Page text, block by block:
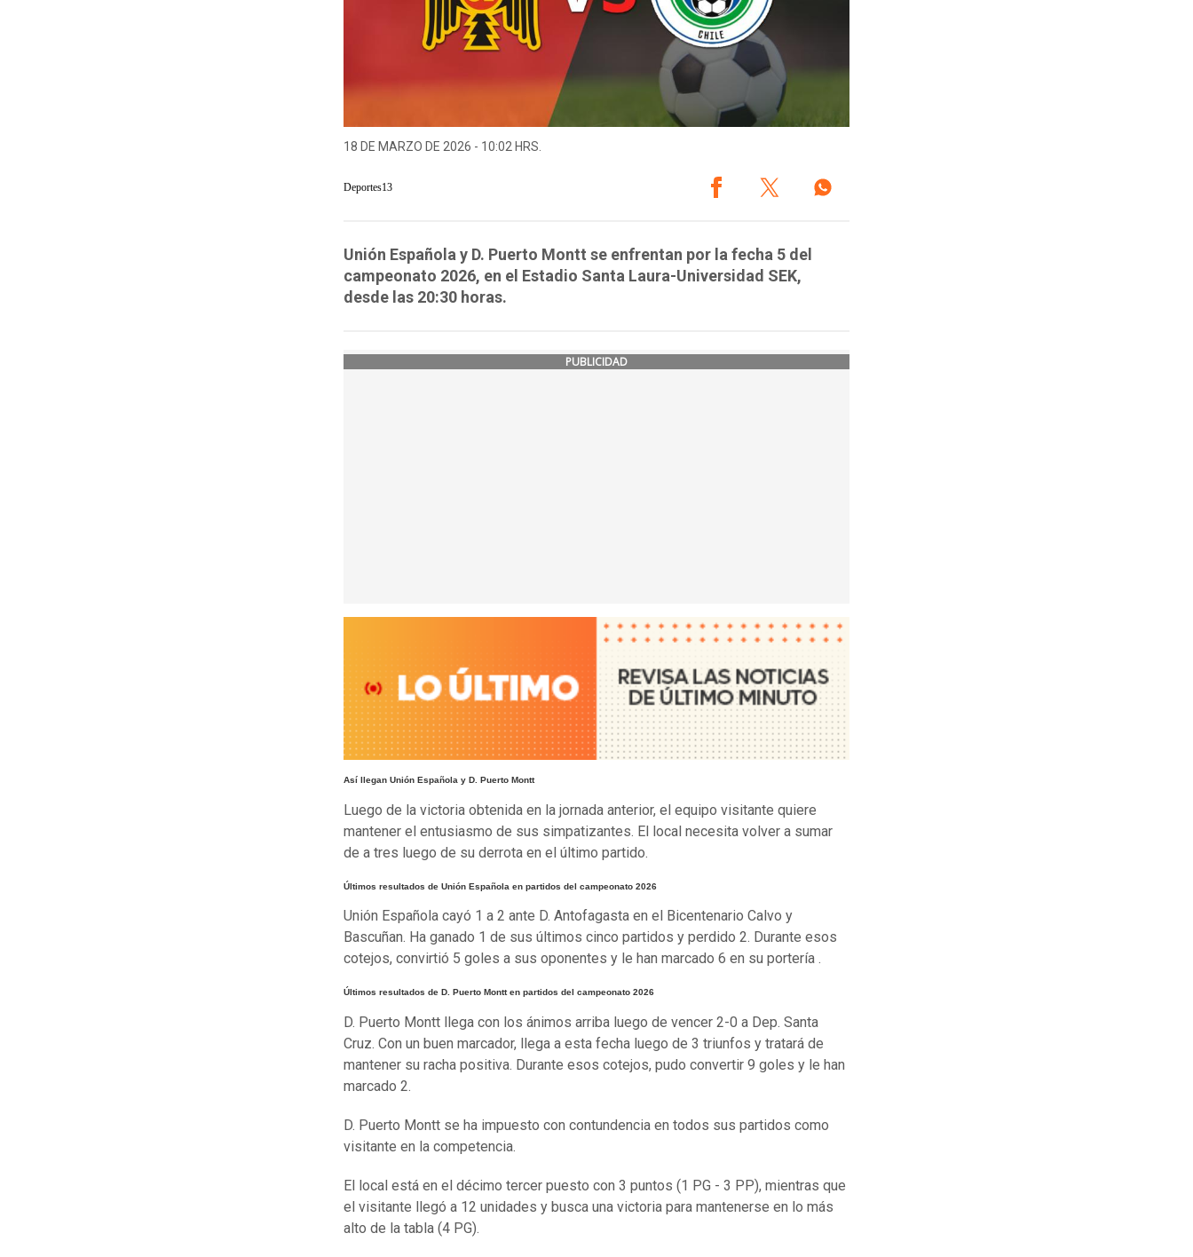
18 DE MARZO DE 2026 - 10:02 HRS.
Deportes13
Unión Española y D. Puerto Montt se enfrentan por la fecha 5 del
campeonato 2026, en el Estadio Santa Laura-Universidad SEK,
desde las 20:30 horas.
PUBLICIDAD
Así llegan Unión Española y D. Puerto Montt
Luego de la victoria obtenida en la jornada anterior, el equipo visitante quiere
mantener el entusiasmo de sus simpatizantes. El local necesita volver a sumar
de a tres luego de su derrota en el último partido.
Últimos resultados de Unión Española en partidos del campeonato 2026
Unión Española cayó 1 a 2 ante D. Antofagasta en el Bicentenario Calvo y
Bascuñan. Ha ganado 1 de sus últimos cinco partidos y perdido 2. Durante esos
cotejos, convirtió 5 goles a sus oponentes y le han marcado 6 en su portería .
Últimos resultados de D. Puerto Montt en partidos del campeonato 2026
D. Puerto Montt llega con los ánimos arriba luego de vencer 2-0 a Dep. Santa
Cruz. Con un buen marcador, llega a esta fecha luego de 3 triunfos y tratará de
mantener su racha positiva. Durante esos cotejos, pudo convertir 9 goles y le han
marcado 2.
D. Puerto Montt se ha impuesto con contundencia en todos sus partidos como
visitante en la competencia.
El local está en el décimo tercer puesto con 3 puntos (1 PG - 3 PP), mientras que
el visitante llegó a 12 unidades y busca una victoria para mantenerse en lo más
alto de la tabla (4 PG).